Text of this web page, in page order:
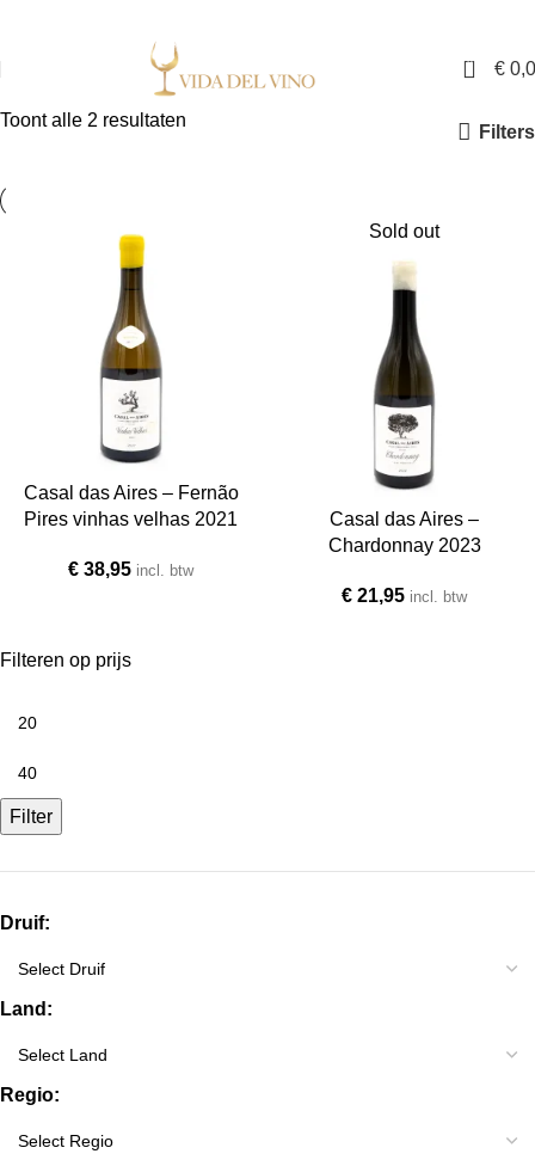
0 €
Toont alle 2 resultaten
Filters
Casal das Aires – Fernão
Pires vinhas velhas 2021
€ 38,95 incl. btw
Sold out
Casal das Aires –
Chardonnay 2023
€ 21,95 incl. btw
Filteren op prijs
Filter
Druif:
Land:
Regio: